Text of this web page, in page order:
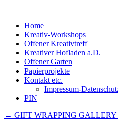
Home
Kreativ-Workshops
Offener Kreativtreff
Kreativer Hofladen a.D.
Offener Garten
Papierprojekte
Kontakt etc.
Impressum-
PIN
← GIFT WRAPPING GALLERY